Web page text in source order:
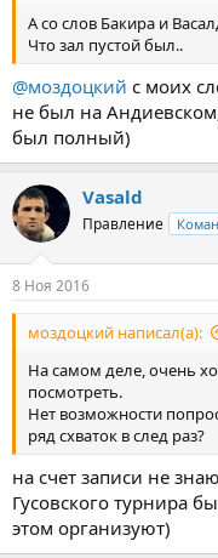
А со слов Бакира и
Что зал пустой был..
@моздоцкий с моих
не был на
был полный)
Vasald
Правление
8 Ноя 2016
моздоцкий написал(а):
На самом деле, очень
посмотреть.
Нет возможности
ряд схваток в след раз?
на счет записи не
Гусовского турнира
этом организуют)